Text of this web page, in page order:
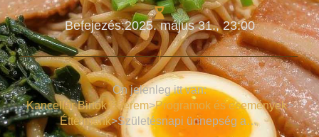
Befejezés:2025. május 31.,23:00
Ön jelenleg itt van:
Kancellár Birtok Étterem>Programok és események>
Éttermünk> Születésnapi ünnepség a Kancellár Birtokon